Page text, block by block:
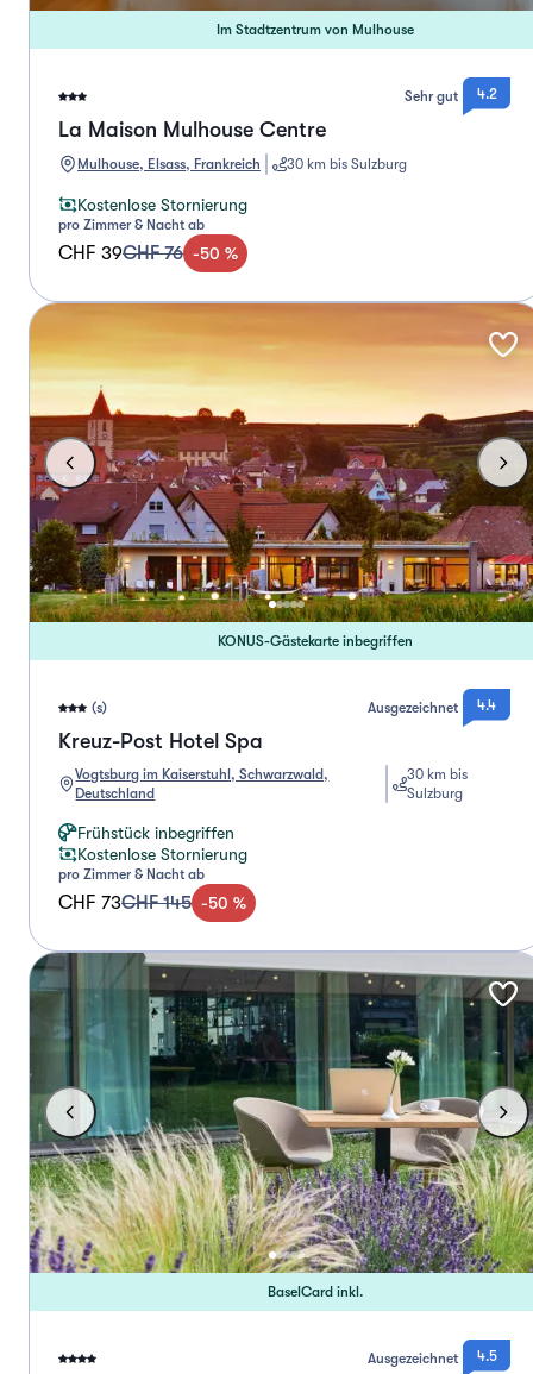
Im Stadtzentrum von Mulhouse
Sehr gut 4.2
La Maison Mulhouse Centre
Mulhouse, Elsass, Frankreich 30 km bis Sulzburg
Kostenlose Stornierung
pro Zimmer & Nacht ab
CHF 39CHF 76 -50 %
KONUS-Gästekarte inbegriffen
(s) Ausgezeichnet 4.4
Kreuz-Post Hotel Spa
Vogtsburg im Kaiserstuhl, Schwarzwald,
Deutschland
30 km bis
Sulzburg
Frühstück inbegriffen
Kostenlose Stornierung
pro Zimmer & Nacht ab
CHF 73CHF 145 -50 %
BaselCard inkl.
Ausgezeichnet 4.5